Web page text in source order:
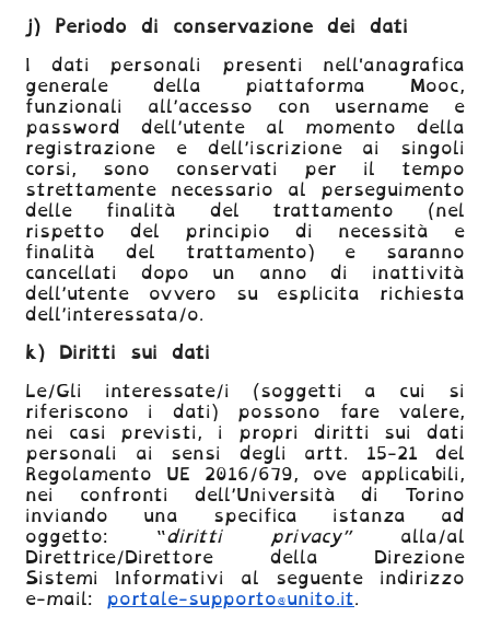
j) Periodo di conservazione dei dati
I dati personali presenti nell'anagrafica
generale della piattaforma Mooc,
funzionali all’accesso con username e
password dell’utente al momento della
registrazione e dell’iscrizione ai singoli
corsi, sono conservati per il tempo
strettamente necessario al perseguimento
delle finalità del trattamento (nel
rispetto del principio di necessità e
finalità del trattamento) e saranno
cancellati dopo un anno di inattività
dell’utente ovvero su esplicita richiesta
dell’interessata/o.
k) Diritti sui dati
Le/Gli interessate/i (soggetti a cui si
riferiscono i dati) possono fare valere,
nei casi previsti, i propri diritti sui dati
personali ai sensi degli artt. 15-21 del
Regolamento UE 2016/679, ove applicabili,
nei confronti dell’Università di Torino
inviando una specifica istanza ad
oggetto: “diritti privacy”alla/al
Direttrice/Direttore della Direzione
Sistemi Informativi al seguente indirizzo
e-mail:
portale-supporto@unito.it.